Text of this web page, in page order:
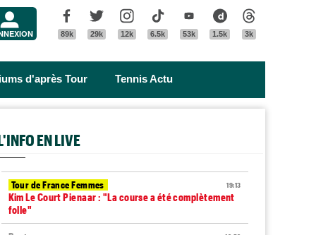
Facebook
89k
Twitter
29k
Instagram
12k
Tik Tok
6.5k
Youtube
53k
Dailymotion
1.5k 3k
d'après Tour Tennis Actu
EN LIVE
19:13
Tour de France Femmes
Kim Le Court Pienaar : "La course a été complètement
folle"